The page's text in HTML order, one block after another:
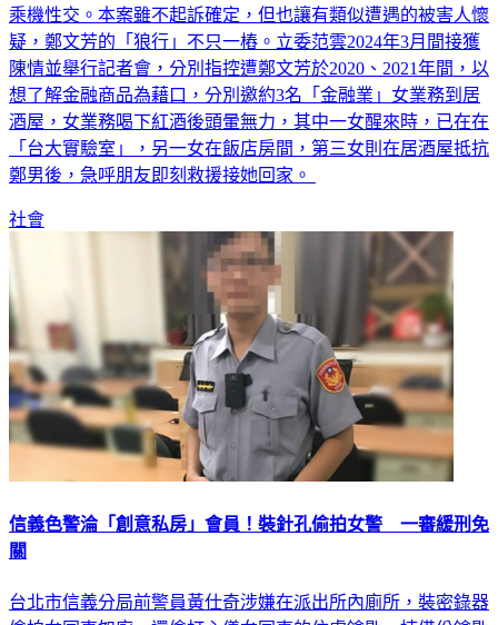
疑，鄭文芳的「狼行」不只一樁。立委范雲2024年3月間接獲
陳情並舉行記者會，分別指控遭鄭文芳於2020、2021年間，以
想了解金融商品為藉口，分別邀約3名「金融業」女業務到居
酒屋，女業務喝下紅酒後頭暈無力，其中一女醒來時，已在在
「台大實驗室」，另一女在飯店房間，第三女則在居酒屋抵抗
鄭男後，急呼朋友即刻救援接她回家。
關
偷拍女同事如廁，還偷打心儀女同事的住處鑰匙，持備份鑰匙